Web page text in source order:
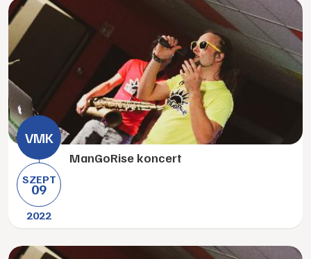
SZEPT
09
2022
ManGoRise koncert